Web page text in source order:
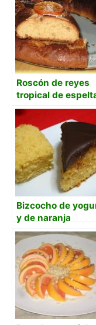
Roscón de reyes
tropical de
2.0
Bizcocho de
y de naranja